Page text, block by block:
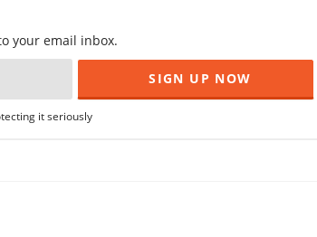
your email inbox.
it seriously